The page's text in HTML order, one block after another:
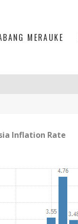
MERAUKE
Inflation Rate